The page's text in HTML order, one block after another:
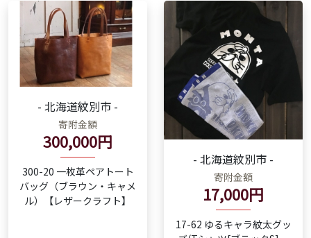
- 北海道紋別市 -
寄附金額
300,000円
300-20 一枚革ペアトート
バッグ（ブラウン・キャメ
ル）【レザークラフト】
- 北海道紋別市 -
寄附金額
17,000円
17-62 ゆるキャラ紋太グッ